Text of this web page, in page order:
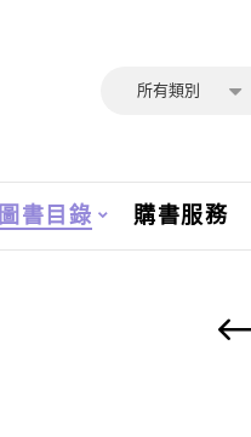
所有類別
圖書目錄 購書服務